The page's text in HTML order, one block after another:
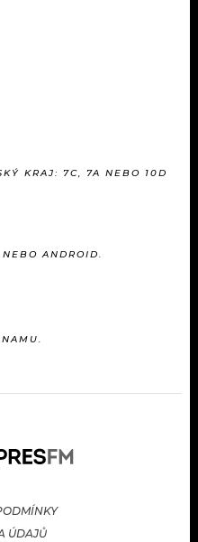
KRAJ: 7C, 7A NEBO 10D
ANDROID.
ÚDAJŮ